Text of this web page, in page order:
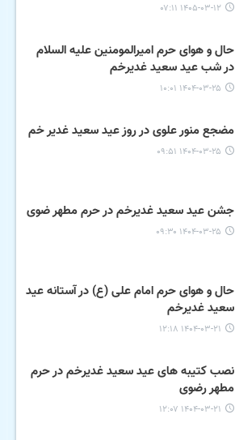
۱۴۰۵-۰۳-۱۲ ۰۷:۱۱
حال و هوای حرم امیرالمومنین علیه السلام
در شب عید سعید غدیرخم
۱۴۰۴-۰۳-۲۵ ۱۰:۰۱
مضجع منور علوی در روز عید سعید غدیر خم
۱۴۰۴-۰۳-۲۵ ۰۹:۵۱
جشن عید سعید غدیرخم در حرم مطهر ضوی
۱۴۰۴-۰۳-۲۵ ۰۹:۳۰
حال و هوای حرم امام علی (ع) در آستانه عید
سعید غدیرخم
۱۴۰۴-۰۳-۲۱ ۱۲:۱۸
نصب کتیبه های عید سعید غدیرخم در حرم
مطهر رضوی
۱۴۰۴-۰۳-۲۱ ۱۲:۰۷